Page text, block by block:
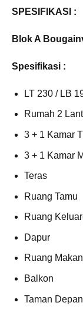
SPESIFIKASI :
Blok A
Spesifikasi :
LT 230 / LB
Rumah 2
3 + 1 Kamar
3 + 1 Kamar
Teras
Ruang Tamu
Ruang
Dapur
Ruang Makan
Balkon
Taman